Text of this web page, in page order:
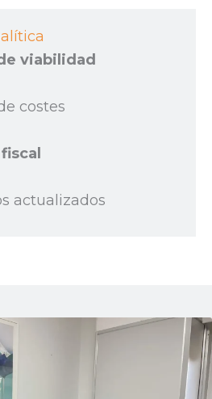
viabilidad
costes
actualizados